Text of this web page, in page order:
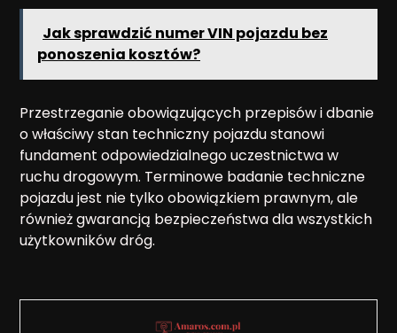
Jak sprawdzić numer VIN pojazdu bez
ponoszenia kosztów?
Przestrzeganie obowiązujących przepisów i dbanie
o właściwy stan techniczny pojazdu stanowi
fundament odpowiedzialnego uczestnictwa w
ruchu drogowym. Terminowe badanie techniczne
pojazdu jest nie tylko obowiązkiem prawnym, ale
również gwarancją bezpieczeństwa dla wszystkich
użytkowników dróg.